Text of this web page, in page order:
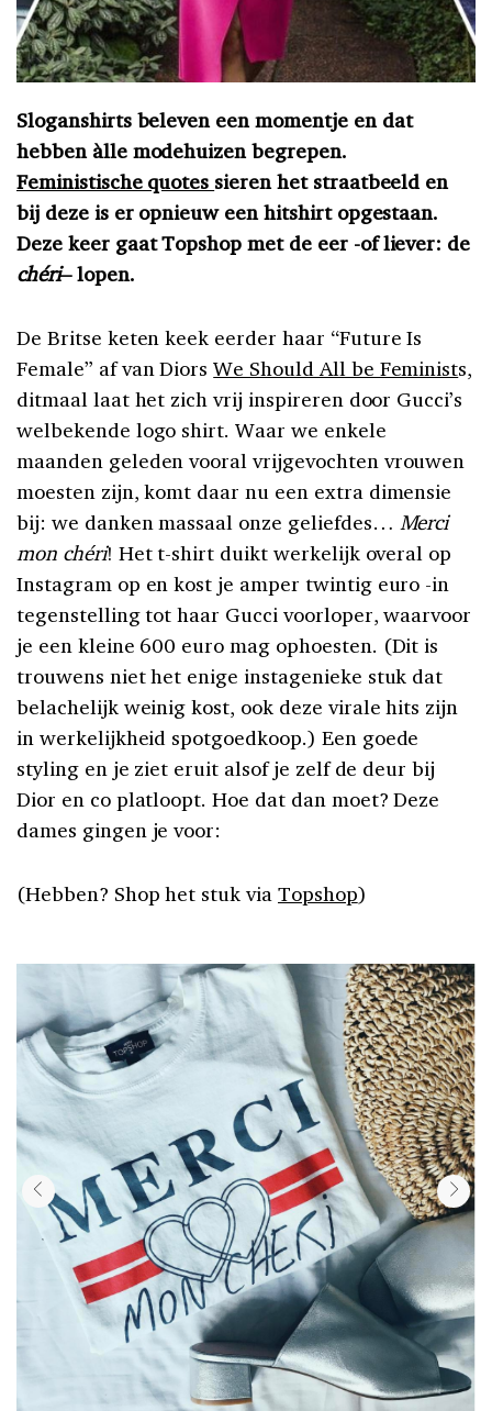
Sloganshirts beleven een momentje en dat
hebben àlle modehuizen begrepen.
Feministische quotes sieren het straatbeeld en
bij deze is er opnieuw een hitshirt opgestaan.
Deze keer gaat Topshop met de eer -of liever: de
chéri– lopen.
De Britse keten keek eerder haar “Future Is
Female” af van DiorsWe Should All be Feminists,
ditmaal laat het zich vrij inspireren door Gucci’s
welbekende logo shirt. Waar we enkele
maanden geleden vooral vrijgevochten vrouwen
moesten zijn, komt daar nu een extra dimensie
bij: we danken massaal onze geliefdes… Merci
mon chéri! Het t-shirt duikt werkelijk overal op
Instagram op en kost je amper twintig euro -in
tegenstelling tot haar Gucci voorloper, waarvoor
je een kleine 600 euro mag ophoesten. (Dit is
trouwens niet het enige instagenieke stuk dat
belachelijk weinig kost, ook deze virale hits zijn
in werkelijkheid spotgoedkoop.) Een goede
styling en je ziet eruit alsof je zelf de deur bij
Dior en co platloopt. Hoe dat dan moet? Deze
dames gingen je voor:
(Hebben? Shop het stuk via Topshop)